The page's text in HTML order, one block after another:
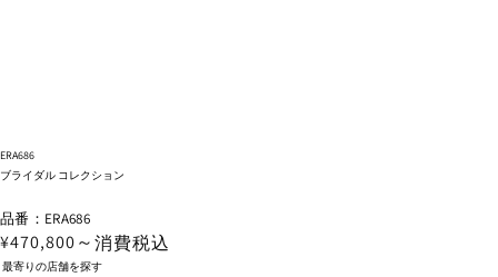
ERA686
ブライダル コレクション
品番：ERA686
¥470,800～消費税込
最寄りの店舗を探す